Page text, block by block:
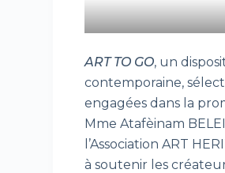
ART TO GO, un
contemporaine,
engagées dans la
Mme Atafèinam
l’Association ART
à soutenir les